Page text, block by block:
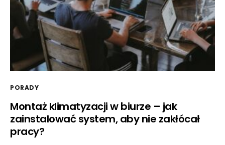
PORADY
Montaż klimatyzacji w biurze – jak
zainstalować system, aby nie zakłócał
pracy?